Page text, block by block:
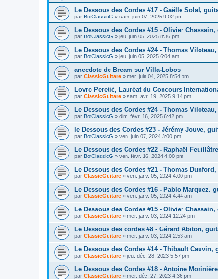
Le Dessous des Cordes #17 - Gaëlle Solal,
par BotClassicG » sam. juin 07, 2025 9:02 pm
Le Dessous des Cordes #15 - Olivier
par BotClassicG » jeu. juin 05, 2025 8:36 pm
Le Dessous des Cordes #24 - Thomas
par BotClassicG » jeu. juin 05, 2025 6:04 am
anecdote de Bream sur Villa-Lobos
par ClassicGuitare » mer. juin 04, 2025 8:54 pm
Lovro Peretić, Lauréat du Concours
par ClassicGuitare » sam. avr. 19, 2025 9:14 pm
Le Dessous des Cordes #24 - Thomas
par BotClassicG » dim. févr. 16, 2025 6:42 pm
le Dessous des Cordes #23 - Jérémy Jouve,
par BotClassicG » ven. juin 07, 2024 3:00 pm
Le Dessous des Cordes #22 - Raphaël
par BotClassicG » ven. févr. 16, 2024 4:00 pm
Le Dessous des Cordes #21 - Thomas
par ClassicGuitare » ven. janv. 05, 2024 4:00 pm
Le Dessous des Cordes #16 - Pablo Marquez,
par ClassicGuitare » ven. janv. 05, 2024 4:44 am
Le Dessous des Cordes #15 - Olivier
par ClassicGuitare » mer. janv. 03, 2024 12:24 pm
Le Dessous des cordes #8 - Gérard Abiton,
par ClassicGuitare » mer. janv. 03, 2024 2:53 am
Le Dessous des Cordes #14 - Thibault Cauvin,
par ClassicGuitare » jeu. déc. 28, 2023 5:57 pm
Le Dessous des Cordes #18 - Antoine
par ClassicGuitare » mer. déc. 27, 2023 4:36 pm